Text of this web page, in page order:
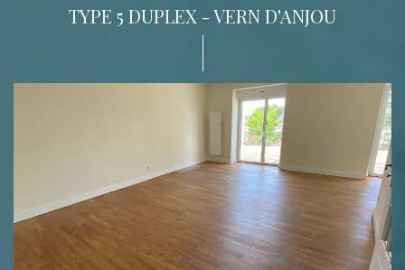
TYPE 5 DUPLEX - VERN D'ANJOU